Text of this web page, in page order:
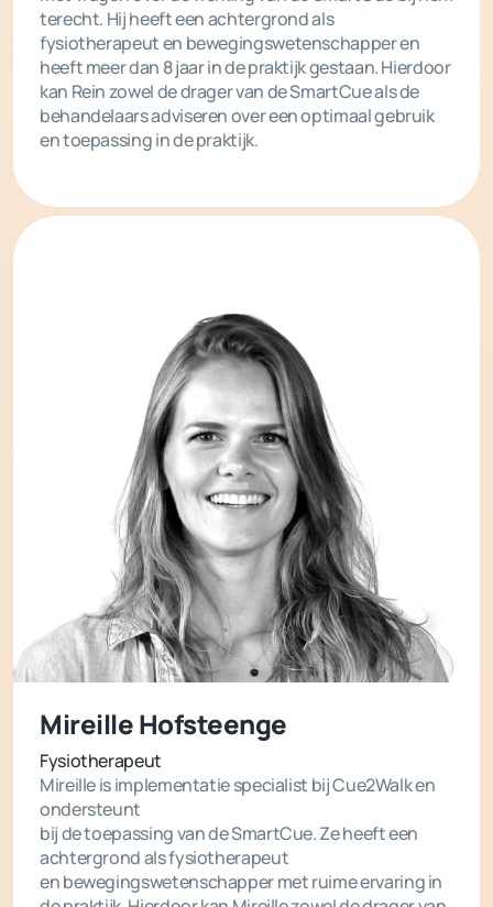
terecht. Hij heeft een achtergrond als
fysiotherapeut en bewegingswetenschapper en
heeft meer dan 8 jaar in de praktijk gestaan. Hierdoor
kan Rein zowel de drager van de SmartCue als de
behandelaars adviseren over een optimaal gebruik
en toepassing in de praktijk.
Mireille Hofsteenge
Fysiotherapeut
Mireille is implementatie specialist bij Cue2Walk en
ondersteunt
bij de toepassing van de SmartCue. Ze heeft een
achtergrond als fysiotherapeut
en bewegingswetenschapper met ruime ervaring in